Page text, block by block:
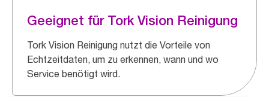
Geeignet für Tork Vision Reinigung
Tork Vision Reinigung nutzt die Vorteile von
Echtzeitdaten, um zu erkennen, wann und wo
Service benötigt wird.